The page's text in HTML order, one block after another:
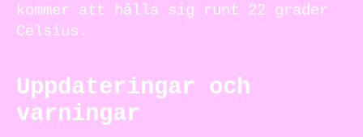
kommer att hålla sig runt 22 grader
Celsius.
Uppdateringar och
varningar